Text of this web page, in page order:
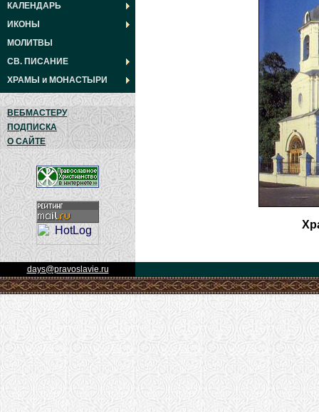
КАЛЕНДАРЬ
ИКОНЫ
МОЛИТВЫ
СВ. ПИСАНИЕ
ХРАМЫ и МОНАСТЫРИ
ВЕБМАСТЕРУ
ПОДПИСКА
О САЙТЕ
days@pravoslavie.ru